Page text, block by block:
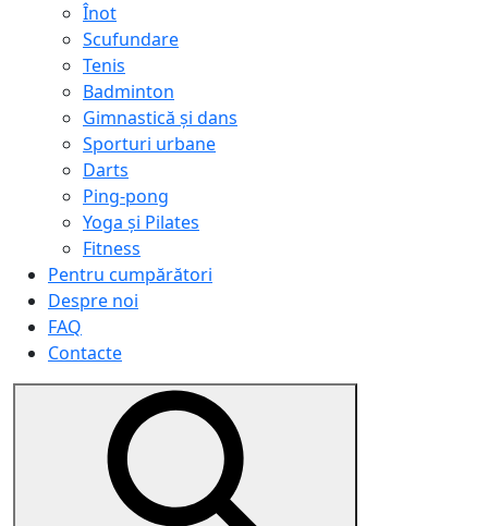
Înot
Scufundare
Tenis
Badminton
Gimnastică și dans
Sporturi urbane
Darts
Ping-pong
Yoga și Pilates
Fitness
Pentru cumpărători
Despre noi
FAQ
Contacte